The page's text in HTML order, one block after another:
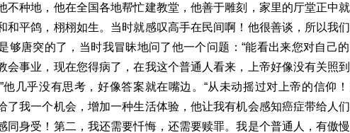
不种地，他在全国各地帮忙建教堂，他善于雕刻，家里的厅堂正中
和平鸽，栩栩如生。当时就感叹高手在民间啊！他很善谈，所以我
够唐突的了，当时我冒昧地问了他一个问题：“能看出来您对自己
会事业，现在您得病了，在我这个普通人看来，上帝好像没有关照
他几乎没有思考，好像答案就在嘴边。“从未动摇过对上帝的信仰
了我一个机会，增加一种生活体验，他让我有机会感知癌症带给人
同身受！第二，我还需要忏悔，还需要赎罪。我是个普通人，有傲慢